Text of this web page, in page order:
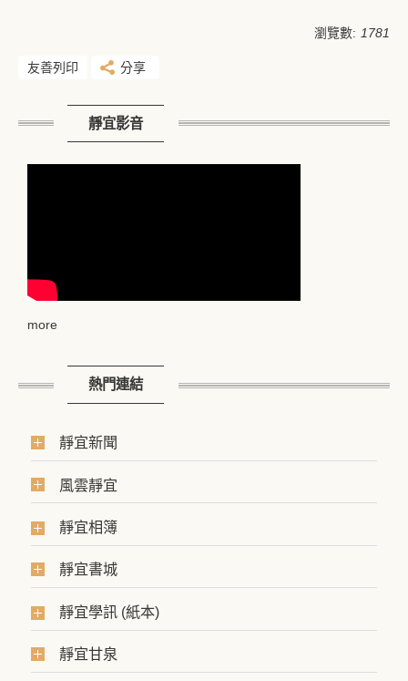
瀏覽數: 1781
友善列印 分享
靜宜影音
more
熱門連結
靜宜新聞
風雲靜宜
靜宜相簿
靜宜書城
靜宜學訊 (紙本)
靜宜甘泉